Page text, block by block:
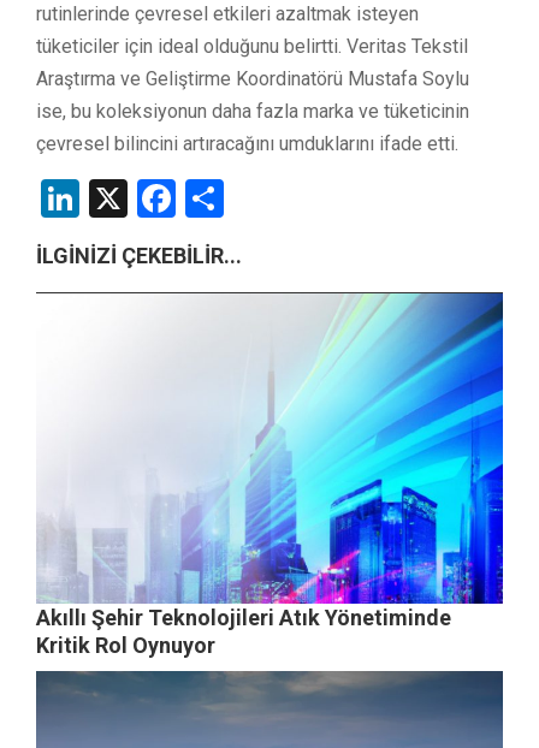
rutinlerinde çevresel etkileri azaltmak isteyen
tüketiciler için ideal olduğunu belirtti. Veritas Tekstil
Araştırma ve Geliştirme Koordinatörü Mustafa Soylu
ise, bu koleksiyonun daha fazla marka ve tüketicinin
çevresel bilincini artıracağını umduklarını ifade etti.
LinkedIn
X Facebook
İLGİNİZİ ÇEKEBİLİR...
Akıllı Şehir Teknolojileri Atık Yönetiminde
Kritik Rol Oynuyor